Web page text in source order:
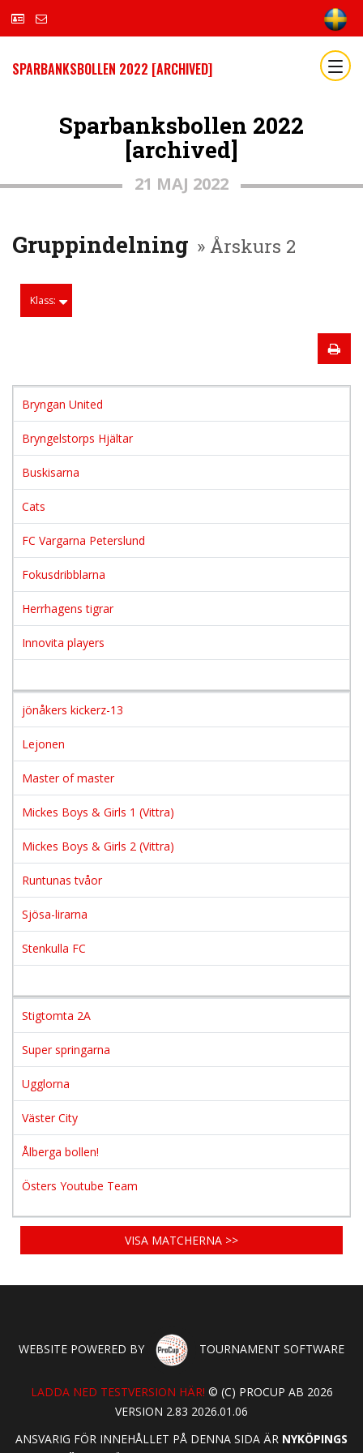
SPARBANKSBOLLEN 2022 [ARCHIVED]
Sparbanksbollen 2022
[archived]
21 MAJ 2022
Gruppindelning » Årskurs 2
Klass:
Bryngan United
Bryngelstorps Hjältar
Buskisarna
Cats
FC Vargarna Peterslund
Fokusdribblarna
Herrhagens tigrar
Innovita players
jönåkers kickerz-13
Lejonen
Master of master
Mickes Boys & Girls 1 (Vittra)
Mickes Boys & Girls 2 (Vittra)
Runtunas tvåor
Sjösa-lirarna
Stenkulla FC
Stigtomta 2A
Super springarna
Ugglorna
Väster City
Ålberga bollen!
Östers Youtube Team
VISA MATCHERNA >>
WEBSITE POWERED BY TOURNAMENT SOFTWARE
LADDA NED TESTVERSION HÄR! © (C) PROCUP AB 2026
VERSION 2.83 2026.01.06
ANSVARIG FÖR INNEHÅLLET PÅ DENNA SIDA ÄR NYKÖPINGS